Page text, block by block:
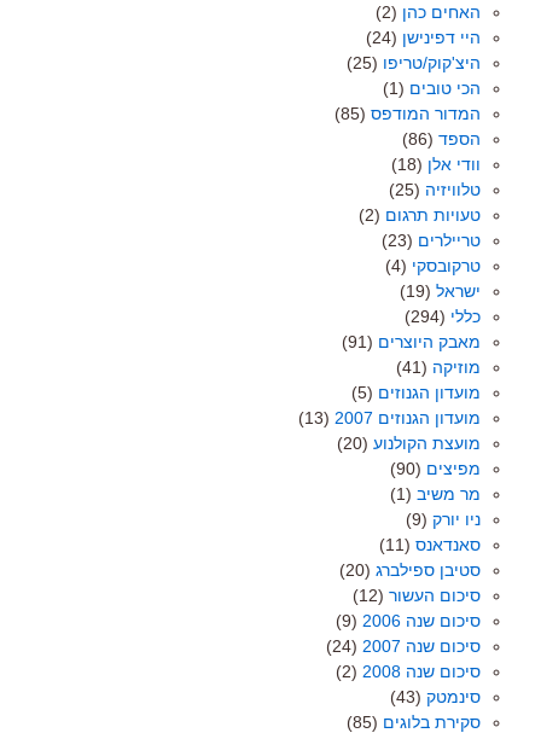
האחים כהן (2)
היי דפינישן (24)
היצ'קוק/טריפו (25)
הכי טובים (1)
המדור המודפס (85)
הספד (86)
וודי אלן (18)
טלוויזיה (25)
טעויות תרגום (2)
טריילרים (23)
טרקובסקי (4)
ישראל (19)
כללי (294)
מאבק היוצרים (91)
מוזיקה (41)
מועדון הגנוזים (5)
מועדון הגנוזים 2007
(13)
מועצת הקולנוע (20)
מפיצים (90)
מר משיב (1)
ניו יורק (9)
סאנדאנס (11)
סטיבן ספילברג (20)
סיכום העשור (12)
סיכום שנה 2006
(9)
סיכום שנה 2007
(24)
סיכום שנה 2008
(2)
סינמטק (43)
סקירת בלוגים (85)